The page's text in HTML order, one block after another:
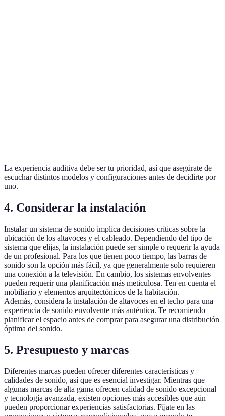
La experiencia auditiva debe ser tu prioridad, así que asegúrate de
escuchar distintos modelos y configuraciones antes de decidirte por
uno.
4. Considerar la instalación
Instalar un sistema de sonido implica decisiones críticas sobre la
ubicación de los altavoces y el cableado. Dependiendo del tipo de
sistema que elijas, la instalación puede ser simple o requerir la ayuda
de un profesional. Para los que tienen poco tiempo, las barras de
sonido son la opción más fácil, ya que generalmente solo requieren
una conexión a la televisión. En cambio, los sistemas envolventes
pueden requerir una planificación más meticulosa. Ten en cuenta el
mobiliario y elementos arquitectónicos de la habitación.
Además, considera la instalación de altavoces en el techo para una
experiencia de sonido envolvente más auténtica. Te recomiendo
planificar el espacio antes de comprar para asegurar una distribución
óptima del sonido.
5. Presupuesto y marcas
Diferentes marcas pueden ofrecer diferentes características y
calidades de sonido, así que es esencial investigar. Mientras que
algunas marcas de alta gama ofrecen calidad de sonido excepcional
y tecnología avanzada, existen opciones más accesibles que aún
pueden proporcionar experiencias satisfactorias. Fíjate en las